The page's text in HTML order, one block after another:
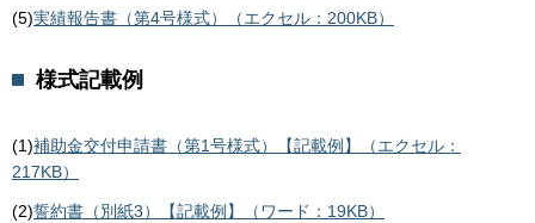
(5)実績報告書（第4号様式）（エクセル：200KB）
様式記載例
(1)補助金交付申請書（第1号様式）【記載例】（エクセル：
217KB）
(2)誓約書（別紙3）【記載例】（ワード：19KB）